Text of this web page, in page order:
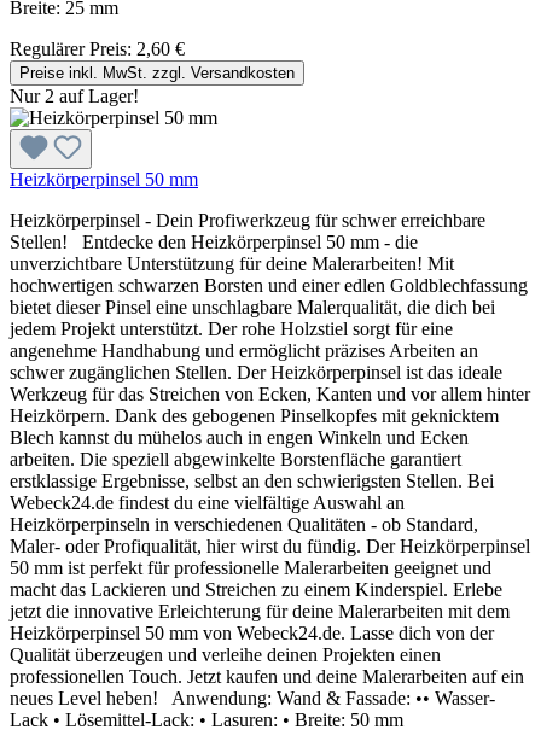
Breite: 25 mm
Regulärer Preis: 2,60 €
Preise inkl. MwSt. zzgl. Versandkosten
Nur 2 auf Lager!
Heizkörperpinsel 50 mm
Heizkörperpinsel - Dein Profiwerkzeug für schwer erreichbare
Stellen! Entdecke den Heizkörperpinsel 50 mm - die
unverzichtbare Unterstützung für deine Malerarbeiten! Mit
hochwertigen schwarzen Borsten und einer edlen Goldblechfassung
bietet dieser Pinsel eine unschlagbare Malerqualität, die dich bei
jedem Projekt unterstützt. Der rohe Holzstiel sorgt für eine
angenehme Handhabung und ermöglicht präzises Arbeiten an
schwer zugänglichen Stellen. Der Heizkörperpinsel ist das ideale
Werkzeug für das Streichen von Ecken, Kanten und vor allem hinter
Heizkörpern. Dank des gebogenen Pinselkopfes mit geknicktem
Blech kannst du mühelos auch in engen Winkeln und Ecken
arbeiten. Die speziell abgewinkelte Borstenfläche garantiert
erstklassige Ergebnisse, selbst an den schwierigsten Stellen. Bei
Webeck24.de findest du eine vielfältige Auswahl an
Heizkörperpinseln in verschiedenen Qualitäten - ob Standard,
Maler- oder Profiqualität, hier wirst du fündig. Der Heizkörperpinsel
50 mm ist perfekt für professionelle Malerarbeiten geeignet und
macht das Lackieren und Streichen zu einem Kinderspiel. Erlebe
jetzt die innovative Erleichterung für deine Malerarbeiten mit dem
Heizkörperpinsel 50 mm von Webeck24.de. Lasse dich von der
Qualität überzeugen und verleihe deinen Projekten einen
professionellen Touch. Jetzt kaufen und deine Malerarbeiten auf ein
neues Level heben! Anwendung: Wand & Fassade: •• Wasser-
Lack • Lösemittel-Lack: • Lasuren: • Breite: 50 mm